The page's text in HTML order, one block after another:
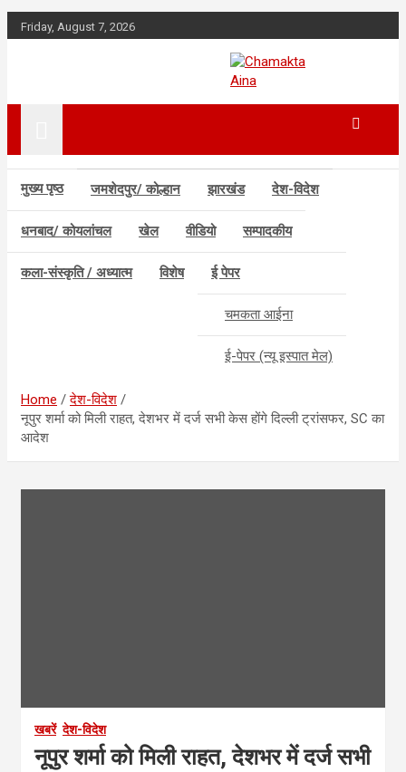
Skip
to
Friday, August 7, 2026
Chamakta
मुख्य पृष्ठ जमशेदपुर/ कोल्हान झारखंड देश-विदेश
धनबाद/ कोयलांचल खेल वीडियो सम्पादकीय
कला-संस्कृति / अध्यात्म विशेष ई पेपर
चमकता आईना
ई-पेपर (न्यू इस्पात मेल)
Home
देश-विदेश
नूपुर शर्मा को मिली राहत, देशभर में दर्ज सभी केस होंगे दिल्ली ट्रांसफर, SC का
आदेश
खबरें देश-विदेश
नूपुर शर्मा को मिली राहत, देशभर में दर्ज सभी